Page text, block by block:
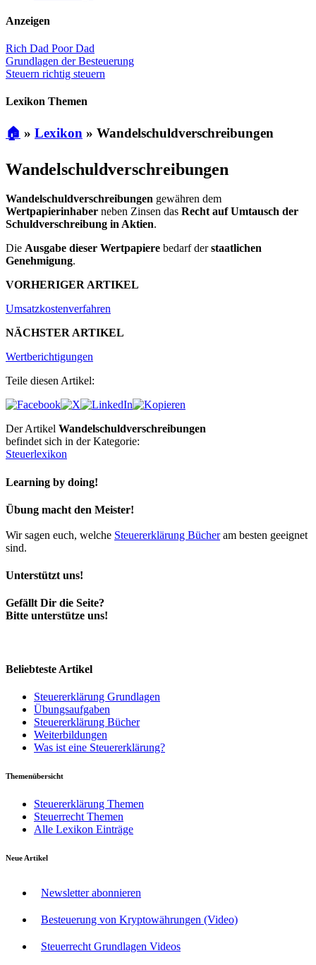
Anzeigen
Rich Dad Poor Dad
Grundlagen der Besteuerung
Steuern richtig steuern
Lexikon Themen
🏠 » Lexikon » Wandelschuldverschreibungen
Wandelschuldverschreibungen
Wandelschuldverschreibungen gewähren dem
Wertpapierinhaber neben Zinsen das Recht auf Umtausch der
Schuldverschreibung in Aktien.
Die Ausgabe dieser Wertpapiere bedarf derstaatlichen
Genehmigung.
VORHERIGER ARTIKEL
Umsatzkostenverfahren
NÄCHSTER ARTIKEL
Wertberichtigungen
Teile diesen Artikel:
Der Artikel Wandelschuldverschreibungen
befindet sich in der Kategorie:
Steuerlexikon
Learning by doing!
Übung macht den Meister!
Wir sagen euch, welche Steuererklärung Bücheram besten geeignet
sind.
Unterstützt uns!
Gefällt Dir die Seite?
Bitte unterstütze uns!
Beliebteste Artikel
Steuererklärung Grundlagen
Übungsaufgaben
Steuererklärung Bücher
Weiterbildungen
Was ist eine Steuererklärung?
Themenübersicht
Steuererklärung Themen
Steuerrecht Themen
Alle Lexikon Einträge
Neue Artikel
Newsletter abonnieren
Besteuerung von Kryptowährungen (Video)
Steuerrecht Grundlagen Videos